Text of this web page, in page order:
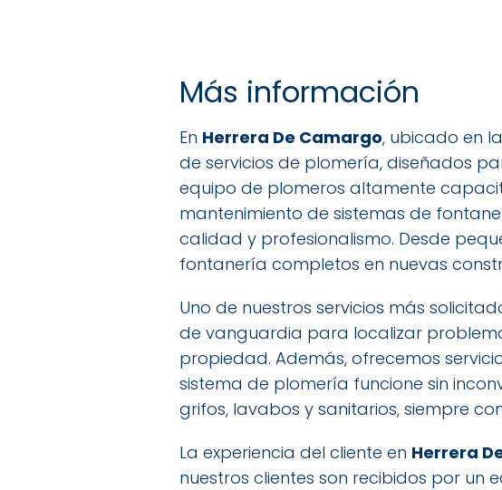
Más información
En Herrera De Camargo, ubicado en
de servicios de plomería, diseñados
equipo de plomeros altamente
mantenimiento de sistemas de
calidad y profesionalismo. Desde
fontanería completos en nuevas
Uno de nuestros servicios más
de vanguardia para localizar
propiedad. Además, ofrecemos
sistema de plomería funcione sin
grifos, lavabos y sanitarios, siempre
La experiencia del cliente en Herrera
nuestros clientes son recibidos por un